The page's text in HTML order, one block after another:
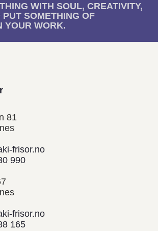
WITH SOUL, CREATIVITY,
SOMETHING OF
YOUR WORK.
81
frisor.no
990
frisor.no
165